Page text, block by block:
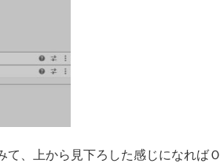
、上から見下ろした感じになればＯ